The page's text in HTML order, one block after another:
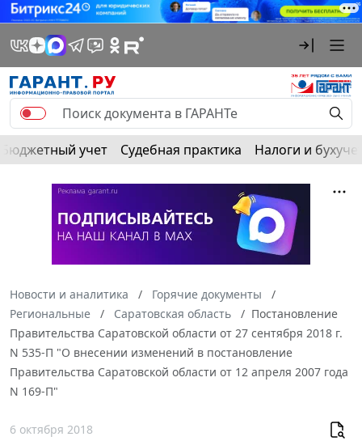
Бюджетный учет Судебная практика Налоги и
Новости и аналитика
Горячие документы
Региональные
Саратовская область
Постановление
Правительства Саратовской области от 27 сентября 2018 г.
N 535-П "О внесении изменений в постановление
Правительства Саратовской области от 12 апреля 2007 года
N 169-П"
6 октября 2018